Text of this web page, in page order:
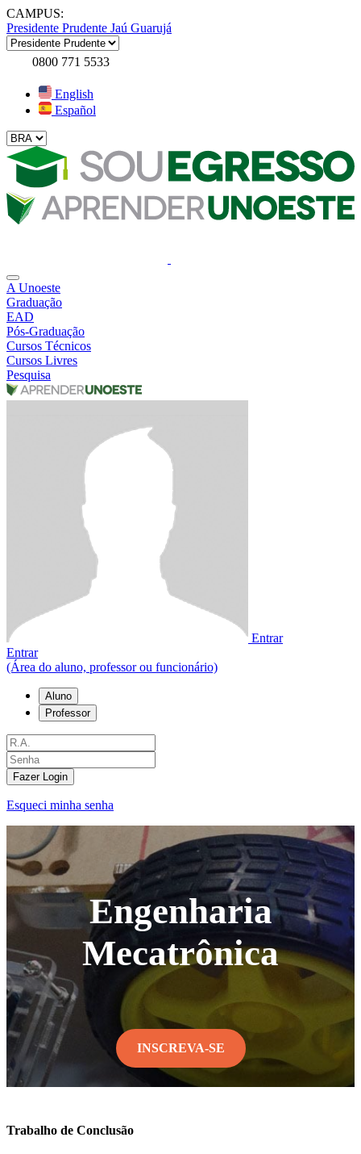
CAMPUS:
Presidente Prudente Jaú Guarujá
0800 771 5533
English
Español
A Unoeste
Graduação
EAD
Pós-Graduação
Cursos Técnicos
Cursos Livres
Pesquisa
Entrar
Entrar
(Área do aluno, professor ou funcionário)
Aluno
Professor
Fazer Login
Esqueci minha senha
Engenharia
Mecatrônica
INSCREVA-SE
Trabalho de Conclusão